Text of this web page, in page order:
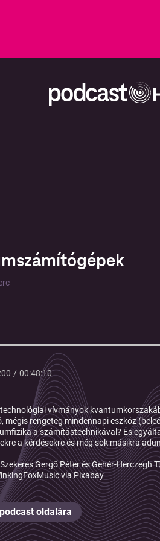
/ 00:48:10
vívmányok
mégis rengeteg mindennapi eszköz
a számítástechnikával? És
a kérdésekre és még sok másikra
Szekeres Gergő Péter és Gehér-
via Pixabay
oldalára